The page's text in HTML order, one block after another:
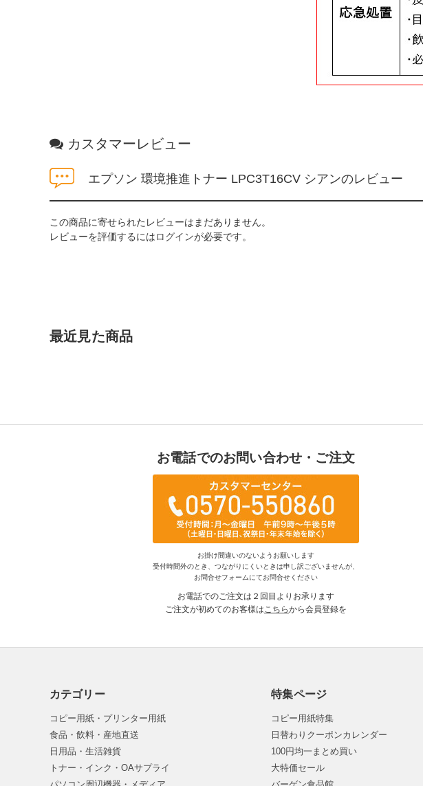
カスタマーレビュー
エプソン 環境推進トナー LPC3T16CV シアンのレビュー
この商品に寄せられたレビューはまだありません。
レビューを評価するにはログインが必要です。
最近見た商品
お電話でのお問い合わせ・ご注文
お掛け間違いのないようお願いします
受付時間外のとき、つながりにくいときは申し訳ございませんが、
お問合せフォームにてお問合せください
お電話でのご注文は２回目よりお承ります
ご注文が初めてのお客様はこちらから会員登録を
カテゴリー
コピー用紙・プリンター用紙
食品・飲料・産地直送
日用品・生活雑貨
トナー・インク・OAサプライ
特集ページ
コピー用紙特集
日替わりクーポンカレンダー
100円均一まとめ買い
大特価セール